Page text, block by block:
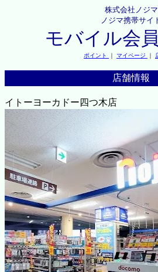
株式会社ノジマ
ノジマ携帯サイ
モバイル会
ポイント ｜ マイページ ｜
店舗情報
イトーヨーカドー四つ木店